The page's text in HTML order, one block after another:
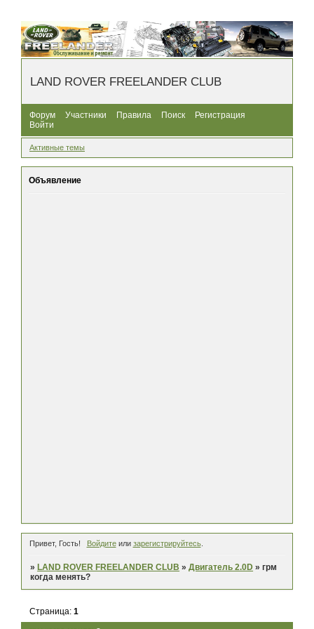
LAND ROVER FREELANDER CLUB
Форум Участники Правила Поиск
Регистрация
Войти
Активные темы
Объявление
Привет, Гость! Войдитеили зарегистрируйтесь.
» LAND ROVER FREELANDER CLUB »Двигатель 2.0D »грм
когда менять?
Страница:1